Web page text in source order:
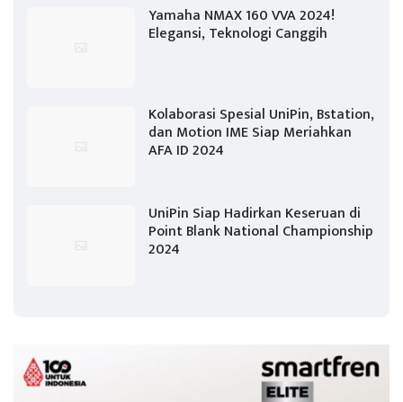
Yamaha NMAX 160 VVA 2024!
Elegansi, Teknologi Canggih
Kolaborasi Spesial UniPin, Bstation,
dan Motion IME Siap Meriahkan
AFA ID 2024
UniPin Siap Hadirkan Keseruan di
Point Blank National Championship
2024